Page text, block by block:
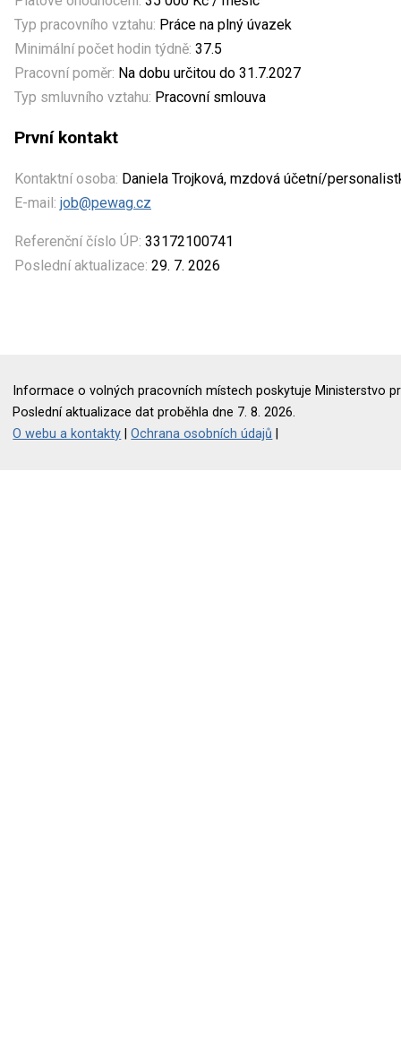
Typ pracovního vztahu: Práce na plný úvazek
Minimální počet hodin týdně: 37.5
Pracovní poměr: Na dobu určitou do 31.7.2027
Typ smluvního vztahu: Pracovní smlouva
První kontakt
Kontaktní osoba: Daniela Trojková, mzdová účetní/
E-mail: job@pewag.cz
Referenční číslo ÚP: 33172100741
Poslední aktualizace: 29. 7. 2026
Informace o volných pracovních místech poskytuje Ministerstvo
Poslední aktualizace dat proběhla dne 7. 8. 2026.
O webu a kontakty |Ochrana osobních údajů